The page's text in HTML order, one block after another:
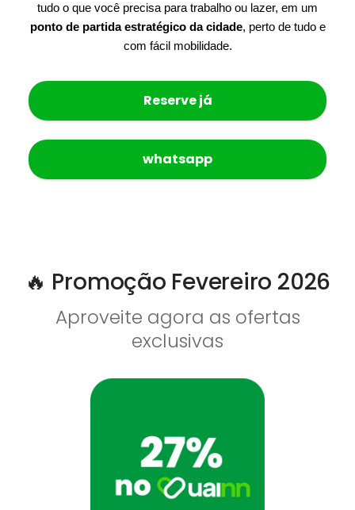
tudo o que você precisa para trabalho ou lazer, em um
ponto de partida estratégico da cidade, perto de tudo e
com fácil mobilidade.
Reserve já
whatsapp
🔥 Promoção Fevereiro 2026
Aproveite agora as ofertas
exclusivas